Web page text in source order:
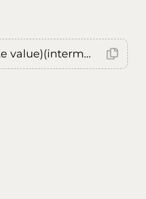
Error: (intermediate value)(intermediate value)(intermediate value).replaceAll is not a function